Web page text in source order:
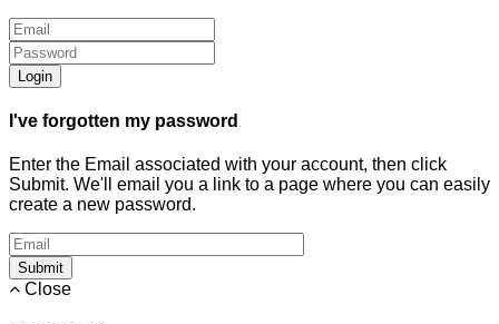
Login
I've forgotten my password
Enter the Email associated with your account, then click
Submit. We'll email you a link to a page where you can easily
create a new password.
Submit
Close